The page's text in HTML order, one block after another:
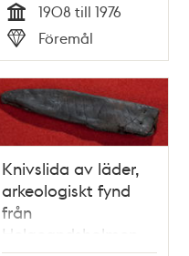
Tid
1908 till 1976
Typ
Föremål
Knivslida av läder,
arkeologiskt fynd
från
Helgeandsholmen